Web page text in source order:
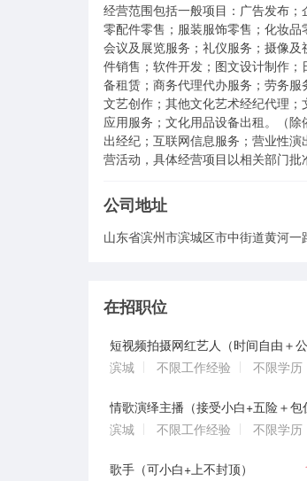
经营范围包括一般项目：广告发布
零配件零售；服装服饰零售；化妆
会议及展览服务；礼仪服务；摄像
件销售；软件开发；图文设计制作
备租赁；商务代理代办服务；劳务
文艺创作；其他文化艺术经纪代理
应用服务；文化用品设备出租。（
出经纪；互联网信息服务；营业性
营活动，具体经营项目以相关部门批
公司地址
山东省滨州市滨城区市中街道黄河
在招职位
滨城
不限工作经验 不限学历
情歌演绎主播（接受小白+五险＋包
滨城
不限工作经验 不限学历
歌手（可小白+上不封顶）